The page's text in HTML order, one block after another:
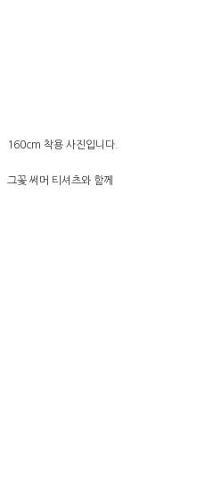
160cm 착용 사진입니다.
그꽃 써머 티셔츠와 함께